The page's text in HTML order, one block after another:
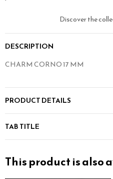
Discover the
DESCRIPTION
CHARM CORNO 17 MM
PRODUCT DETAILS
TAB TITLE
This product is also